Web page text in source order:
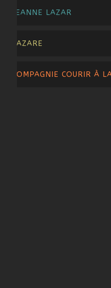
JEANNE LAZAR
LAZARE
COMPAGNIE COURIR À